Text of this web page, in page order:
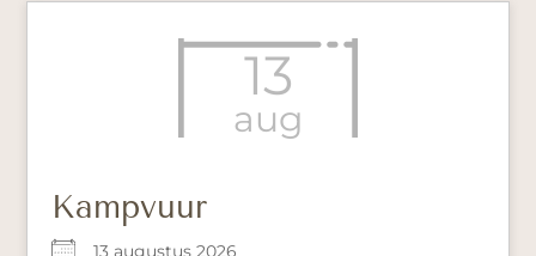
13
aug
Kampvuur
13 augustus 2026